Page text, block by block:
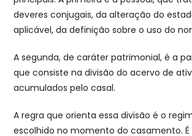
deveres conjugais, da alteração do
aplicável, da definição sobre o uso do
A segunda, de caráter patrimonial, é a
que consiste na divisão do acervo de
acumulados pelo casal.
A regra que orienta essa divisão é o
escolhido no momento do casamento.